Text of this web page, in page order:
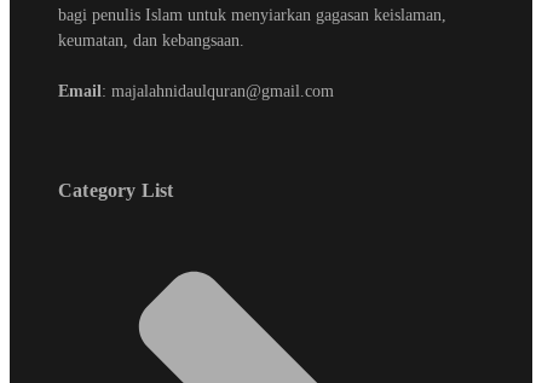
bagi penulis Islam untuk menyiarkan gagasan keislaman,
keumatan, dan kebangsaan.
Email: majalahnidaulquran@gmail.com
Category List